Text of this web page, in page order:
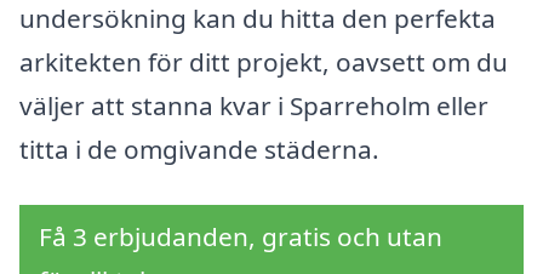
undersökning kan du hitta den perfekta
arkitekten för ditt projekt, oavsett om du
väljer att stanna kvar i Sparreholm eller
titta i de omgivande städerna.
Få 3 erbjudanden, gratis och utan